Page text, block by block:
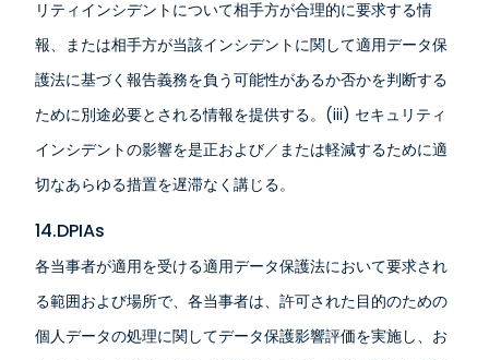
リティインシデントについて相手方が合理的に要求する情
報、または相手方が当該インシデントに関して適用データ保
護法に基づく報告義務を負う可能性があるか否かを判断する
ために別途必要とされる情報を提供する。(iii) セキュリティ
インシデントの影響を是正および／または軽減するために適
切なあらゆる措置を遅滞なく講じる。
14.DPIAs
各当事者が適用を受ける適用データ保護法において要求され
る範囲および場所で、各当事者は、許可された目的のための
個人データの処理に関してデータ保護影響評価を実施し、お